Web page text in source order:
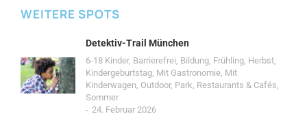
WEITERE SPOTS
Detektiv-Trail München
6-18 Kinder, Barrierefrei, Bildung, Frühling, Herbst,
Kindergeburtstag, Mit Gastronomie, Mit
Kinderwagen, Outdoor, Park, Restaurants & Cafés,
Sommer
24. Februar 2026